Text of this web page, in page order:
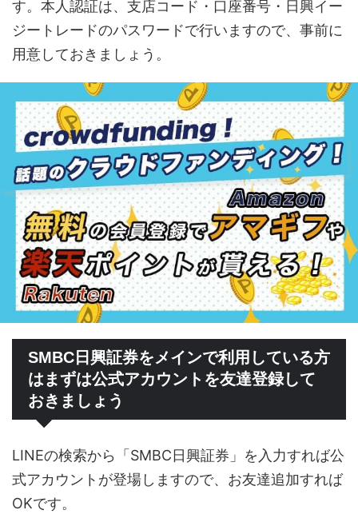
す。本人認証は、支店コード・口座番号・日興イー
ジートレードのパスワードで行いますので、事前に
用意しておきましょう。
SMBC日興証券をメインで利用している方
はまずは公式アカウントを友達登録して
おきましょう
LINEの検索から「SMBC日興証券」を入力すれば公
式アカウントが登場しますので、お友達追加すれば
OKです。